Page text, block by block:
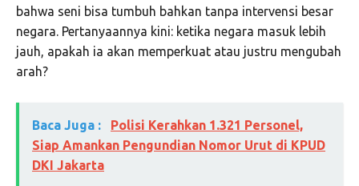
bahwa seni bisa tumbuh bahkan tanpa intervensi besar
negara. Pertanyaannya kini: ketika negara masuk lebih
jauh, apakah ia akan memperkuat atau justru mengubah
arah?
Baca Juga :
Polisi Kerahkan 1.321 Personel,
Siap Amankan Pengundian Nomor Urut di KPUD
DKI Jakarta